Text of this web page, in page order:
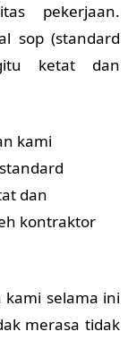
pekerjaan.
sop (standard
ketat dan
kami
dan
kontraktor
selama ini
merasa tidak